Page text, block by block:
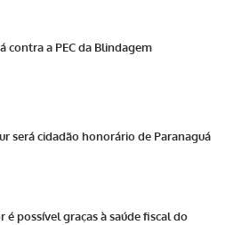
contra a PEC da Blindagem
será cidadão honorário de Paranaguá
é possível graças à saúde fiscal do